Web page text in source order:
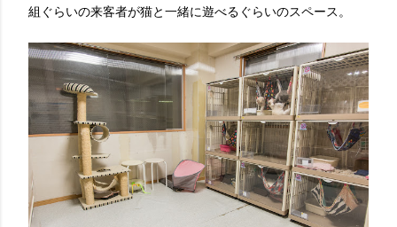
組ぐらいの来客者が猫と一緒に遊べるぐらいのスペース。